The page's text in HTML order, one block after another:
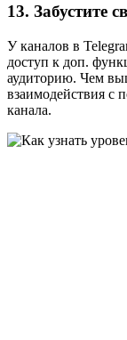
13. Забустите
У каналов в
доступ к доп.
аудиторию. Чем
взаимодействия с
канала.